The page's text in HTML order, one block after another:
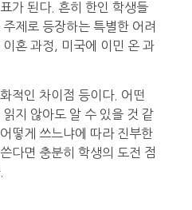
가 된다. 흔히 한인 학생들
제로 등장하는 특별한 어려
혼 과정, 미국에 이민 온 과
적인 차이점 등이다. 어떤
지 않아도 알 수 있을 것 같
떻게 쓰느냐에 따라 진부한
다면 충분히 학생의 도전 점